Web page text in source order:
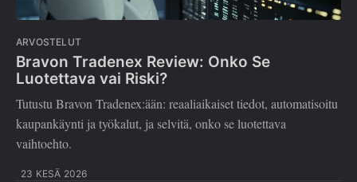
ARVOSTELUT
Bravon Tradenex Review: Onko Se
Luotettava vai Riski?
Tutustu Bravon Tradenex:ään: reaaliaikaiset tiedot, automatisoitu
kaupankäynti ja työkalut, ja selvitä, onko se luotettava
vaihtoehto.
23 KESÄ 2026